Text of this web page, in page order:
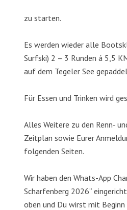
zu starten.
Es werden wieder alle
Surfski) 2 – 3 Runden á 5,5
auf dem Tegeler See
Für Essen und Trinken wird
Alles Weitere zu den Renn-
Zeitplan sowie Eurer
folgenden Seiten.
Wir haben den Whats-App
Scharfenberg 2026“
oben und Du wirst mit Beginn